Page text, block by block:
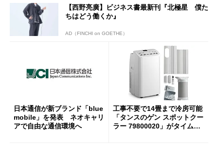
【西野亮廣】ビジネス書最新刊『北極星 僕た
ちはどう働くか』
AD（FINCHI on GOETHE）
日本通信が新ブランド「blue
mobile」を発表 ネオキャリ
アで自由な通信環境へ
工事不要で14畳まで冷房可能
「タンスのゲン スポットクー
ラー 79800020」がタイムセ